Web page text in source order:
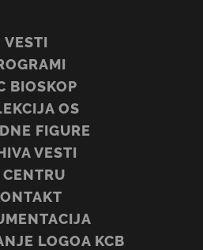
VESTI
BIOSKOP
OS
FIGURE
VESTI
CENTRU
LOGOA KCB